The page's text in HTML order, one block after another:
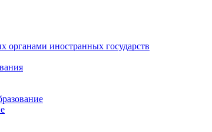
иностранных государств